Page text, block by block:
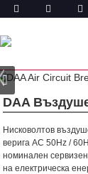
DAA
Нисковолтов
верига AC 50Hz /
номинален
на електрическа